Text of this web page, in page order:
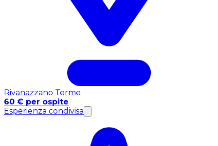
Rivanazzano Terme
60 € per ospite
Esperienza condivisa